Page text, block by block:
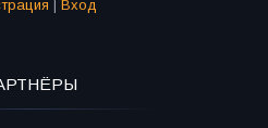
| Вход